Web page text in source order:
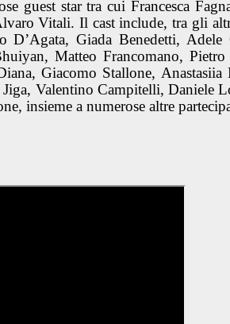
guest star tra cui Francesca
Vitali. Il cast include, tra gli
Giada Benedetti, Adele
Matteo Francomano, Pietro
Giacomo Stallone, Anastasiia
Valentino Campitelli, Daniele
insieme a numerose altre